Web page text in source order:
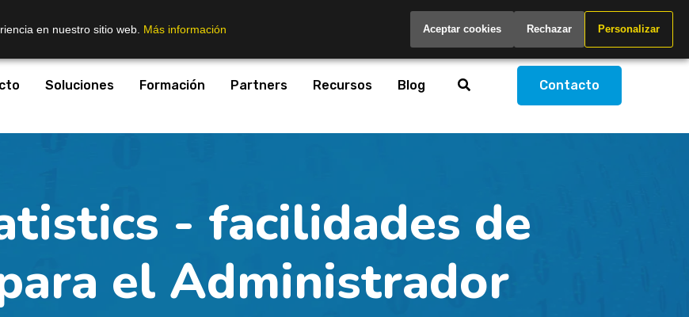
Soluciones Formación Partners Recursos Blog Contacto
- facilidades de
el Administrador
en nuestro sitio web. Más información Aceptar cookies Rechazar Personalizar